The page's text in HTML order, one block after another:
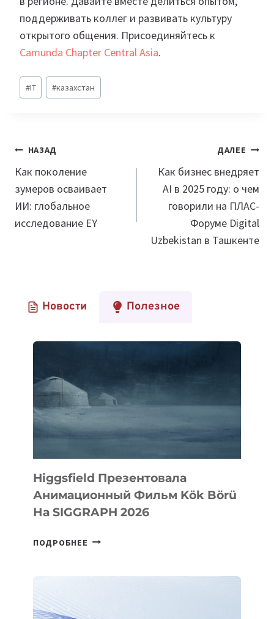
поддерживать коллег и развивать культуру
открытого общения. Присоединяйтесь к
Camunda Chapter Central Asia.
Метки
записи:
#IT #казахстан
Навигация
по
записям
НАЗАД
Как поколение
зумеров осваивает
ИИ: глобальное
исследование EY
ДАЛЕЕ
Как бизнес внедряет
AI в 2025 году: о чем
говорили на ПЛАС-
Форуме Digital
Uzbekistan в Ташкенте
Новости Полезное
Higgsfield Презентовала
Анимационный Фильм Kök Börü
На SIGGRAPH 2026
ПОДРОБНЕЕ HIGGSFIELD